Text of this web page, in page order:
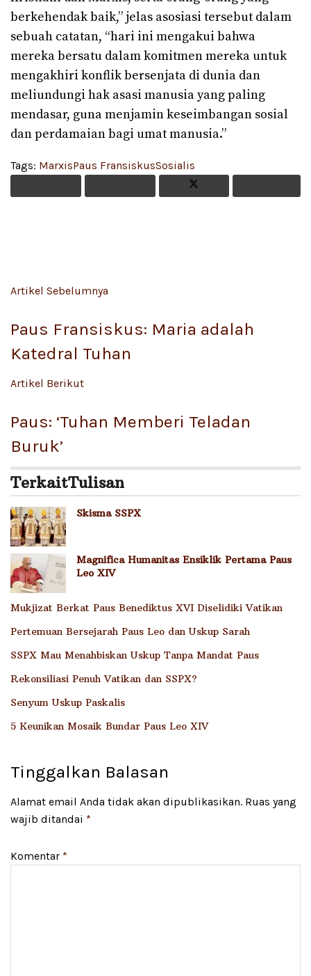
berkehendak baik,” jelas asosiasi tersebut dalam
sebuah catatan, “hari ini mengakui bahwa
mereka bersatu dalam komitmen mereka untuk
mengakhiri konflik bersenjata di dunia dan
meliundungi hak asasi manusia yang paling
mendasar, guna menjamin keseimbangan sosial
dan perdamaian bagi umat manusia.”
Tags: MarxisPaus FransiskusSosialis
Artikel Sebelumnya
Paus Fransiskus: Maria adalah
Katedral Tuhan
Artikel Berikut
Paus: ‘Tuhan Memberi Teladan
Buruk’
TerkaitTulisan
Skisma SSPX
Magnifica Humanitas Ensiklik Pertama Paus
Leo XIV
Mukjizat Berkat Paus Benediktus XVI Diselidiki Vatikan
Pertemuan Bersejarah Paus Leo dan Uskup Sarah
SSPX Mau Menahbiskan Uskup Tanpa Mandat Paus
Rekonsiliasi Penuh Vatikan dan SSPX?
Senyum Uskup Paskalis
5 Keunikan Mosaik Bundar Paus Leo XIV
Tinggalkan Balasan
Alamat email Anda tidak akan dipublikasikan. Ruas yang
wajib ditandai *
Komentar *